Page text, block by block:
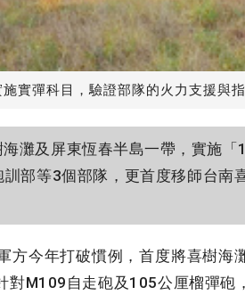
實彈科目，驗證部隊的火力支援與
灘及屏東恆春半島一帶，實施「
部等3個部隊，更首度移師台南
今年打破慣例，首度將喜樹海
對M109自走砲及105公厘榴彈砲